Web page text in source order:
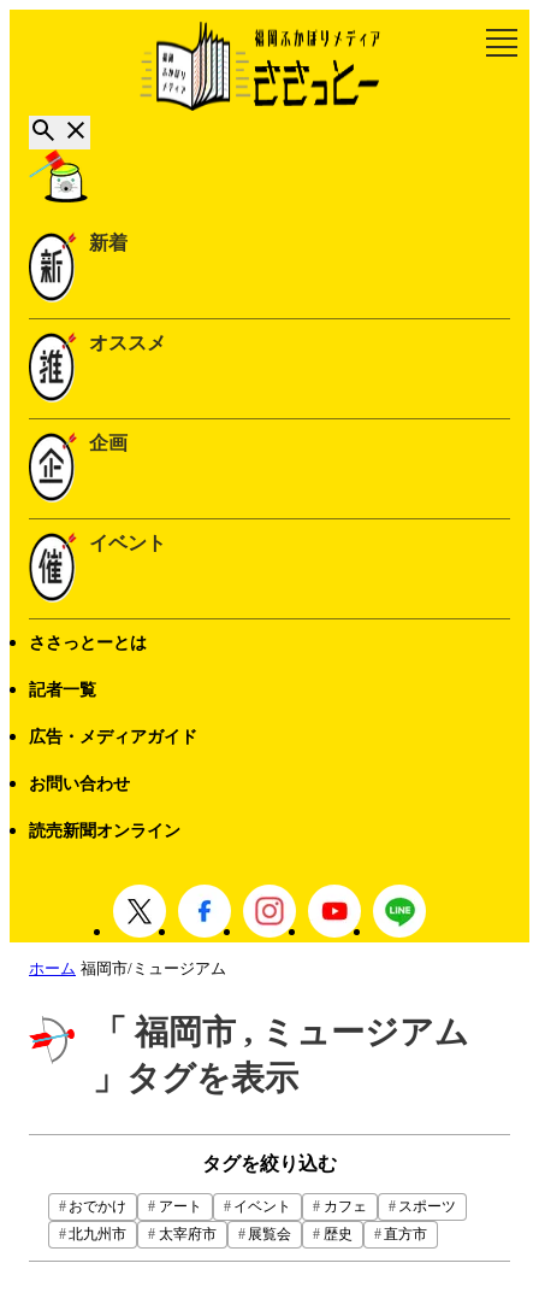
新着
オススメ
企画
イベント
ささっとーとは
記者一覧
広告・メディアガイド
お問い合わせ
読売新聞オンライン
ホーム 福岡市/ミュージアム
「 福岡市 , ミュージアム
」タグを表示
タグを絞り込む
おでかけ アート イベント カフェ
スポーツ
北九州市
太宰府市 展覧会 歴史 直方市